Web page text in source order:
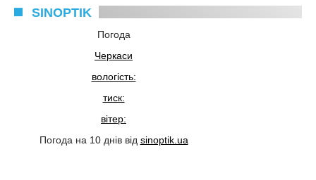
SINOPTIK
Погода
Черкаси
вологість:
тиск:
вітер:
Погода на 10 днів від sinoptik.ua